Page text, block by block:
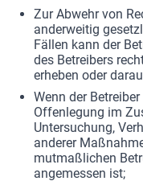
Zur Abwehr von
anderweitig
Fällen kann der
des Betreibers
erheben oder
Wenn der
Offenlegung im
Untersuchung,
anderer
mutmaßlichen
angemessen ist;